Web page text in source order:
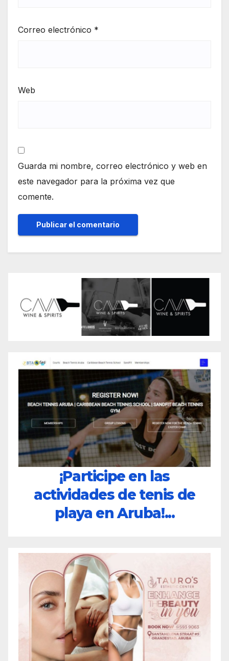
Correo electrónico *
Web
Guarda mi nombre, correo electrónico y web en
este navegador para la próxima vez que
comente.
¡Participe en las
actividades de tenis de
playa en Aruba!...